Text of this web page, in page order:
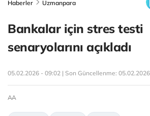
Haberler Uzmanpara
Bankalar için stres testi
senaryolarını açıkladı
05.02.2026 - 09:02 | Son Güncellenme:
AA